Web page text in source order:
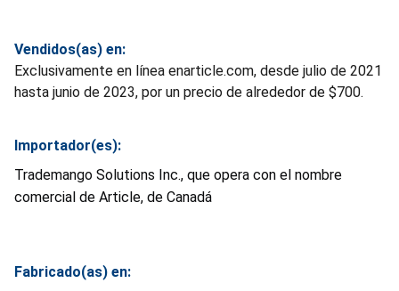
Vendidos(as) en:
Exclusivamente en línea enarticle.com, desde julio de 2021
hasta junio de 2023, por un precio de alrededor de $700.
Importador(es):
Trademango Solutions Inc., que opera con el nombre
comercial de Article, de Canadá
Fabricado(as) en: